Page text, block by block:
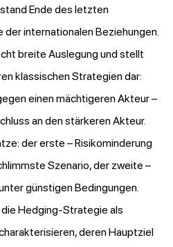
Ende des letzten
der internationalen Beziehungen.
breite Auslegung und stellt
klassischen Strategien dar:
einen mächtigeren Akteur –
an den stärkeren Akteur.
der erste – Risikominderung
Szenario, der zweite –
günstigen Bedingungen.
Hedging-Strategie als
deren Hauptziel